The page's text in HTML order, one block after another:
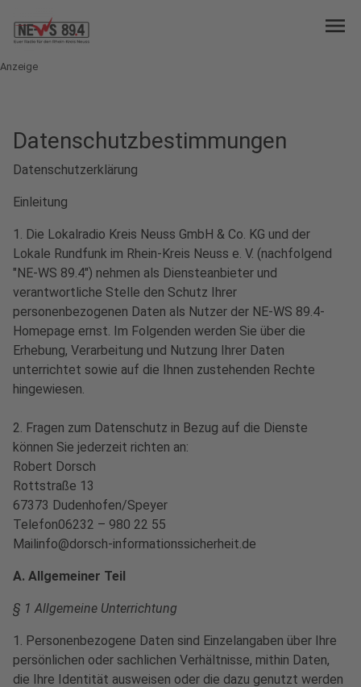
menu
Anzeige
Datenschutzbestimmungen
Datenschutzerklärung
Einleitung
1. Die Lokalradio Kreis Neuss GmbH & Co. KG und der
Lokale Rundfunk im Rhein-Kreis Neuss e. V. (nachfolgend
"NE-WS 89.4") nehmen als Diensteanbieter und
verantwortliche Stelle den Schutz Ihrer
personenbezogenen Daten als Nutzer der NE-WS 89.4-
Homepage ernst. Im Folgenden werden Sie über die
Erhebung, Verarbeitung und Nutzung Ihrer Daten
unterrichtet sowie auf die Ihnen zustehenden Rechte
hingewiesen.
2. Fragen zum Datenschutz in Bezug auf die Dienste
können Sie jederzeit richten an:
Robert Dorsch
Rottstraße 13
67373 Dudenhofen/Speyer
Telefon06232 – 980 22 55
Mailinfo@dorsch-informationssicherheit.de
A. Allgemeiner Teil
§ 1 Allgemeine Unterrichtung
1. Personenbezogene Daten sind Einzelangaben über Ihre
persönlichen oder sachlichen Verhältnisse, mithin Daten,
die Ihre Identität ausweisen oder die dazu genutzt werden